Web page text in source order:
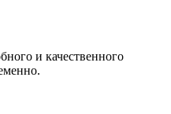
и качественного